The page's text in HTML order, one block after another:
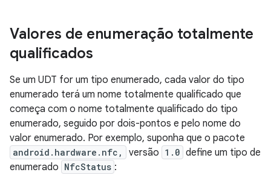
Valores de enumeração totalmente
qualificados
Se um UDT for um tipo enumerado, cada valor do tipo
enumerado terá um nome totalmente qualificado que
começa com o nome totalmente qualificado do tipo
enumerado, seguido por dois-pontos e pelo nome do
valor enumerado. Por exemplo, suponha que o pacote
android.hardware.nfc, versão 1.0 define um tipo de
enumerado NfcStatus :